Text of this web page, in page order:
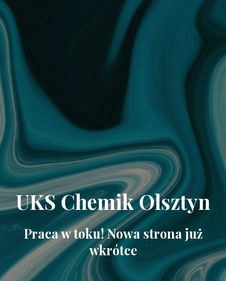
UKS Chemik Olsztyn
Praca w toku! Nowa strona już
wkrótce